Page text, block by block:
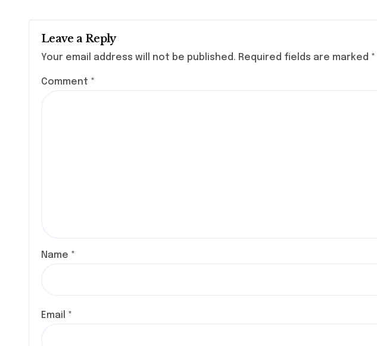
n
Leave a Reply
Your email address will not be published. Required fields are marked *
Comment *
Name *
Email *